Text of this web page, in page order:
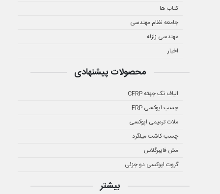
کتاب ها
جامعه نظام مهندسی
مهندسی زلزله
اخبار
محصولات پیشنهادی
الیاف تک جهته CFRP
چسب اپوکسی FRP
ملات ترمیمی اپوکسی
چسب کاشت میلگرد
مش فایبرگلاس
گروت اپوکسی دو جزئی
بیشتر